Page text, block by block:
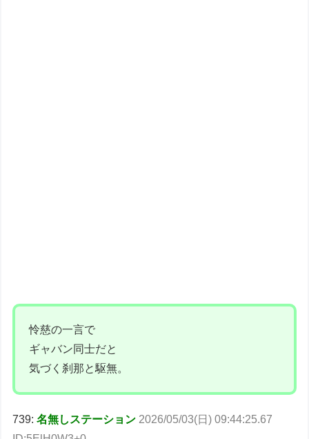
怜慈の一言で
ギャバン同士だと
気づく刹那と駆無。
739:名無しステーション 2026/05/03(日) 09:44:25.67